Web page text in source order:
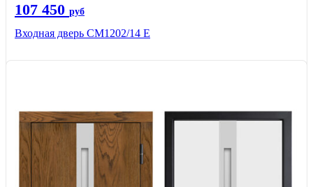
107 450 руб
Входная дверь CМ1202/14 Е